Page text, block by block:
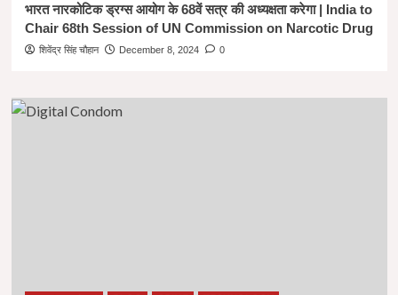
भारत नारकोटिक ड्रग्स आयोग के 68वें सत्र की अध्यक्षता करेगा | India to
Chair 68th Session of UN Commission on Narcotic Drug
शिवेंद्र सिंह चौहान December 8, 2024 0